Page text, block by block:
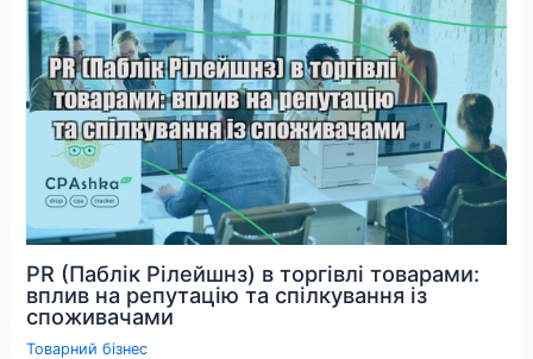
PR (Паблік Рілейшнз) в торгівлі товарами:
вплив на репутацію та спілкування із
споживачами
Товарний бізнес